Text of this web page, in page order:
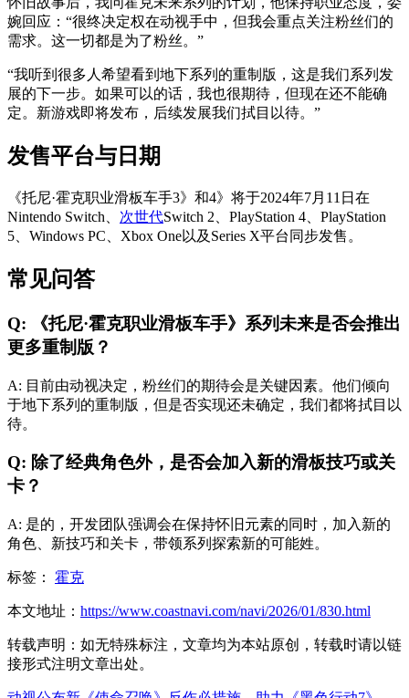
婉回应：“很终决定权在动视手中，但我会重点关注粉丝们的
需求。这一切都是为了粉丝。”
“我听到很多人希望看到地下系列的重制版，这是我们系列发
展的下一步。如果可以的话，我也很期待，但现在还不能确
定。新游戏即将发布，后续发展我们拭目以待。”
发售平台与日期
《托尼·霍克职业滑板车手3》和4》将于2024年7月11日在
Nintendo Switch、 次世代Switch 2、PlayStation 4、PlayStation
5、Windows PC、Xbox One以及Series X平台同步发售。
常见问答
Q: 《托尼·霍克职业滑板车手》系列未来是否会推出
更多重制版？
A: 目前由动视决定，粉丝们的期待会是关键因素。他们倾向
于地下系列的重制版，但是否实现还未确定，我们都将拭目以
待。
Q: 除了经典角色外，是否会加入新的滑板技巧或关
卡？
A: 是的，开发团队强调会在保持怀旧元素的同时，加入新的
角色、新技巧和关卡，带领系列探索新的可能姓。
标签： 霍克
本文地址： https://www.coastnavi.com/navi/2026/01/830.html
转载声明： 如无特殊标注，文章均为本站原创，转载时请以链
接形式注明文章出处。